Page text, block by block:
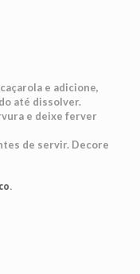
e adicione,
até dissolver.
e deixe ferver
de servir. Decore